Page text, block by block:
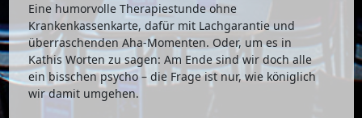
Eine humorvolle Therapiestunde ohne
Krankenkassenkarte, dafür mit Lachgarantie und
überraschenden Aha-Momenten. Oder, um es in
Kathis Worten zu sagen: Am Ende sind wir doch alle
ein bisschen psycho – die Frage ist nur, wie königlich
wir damit umgehen.